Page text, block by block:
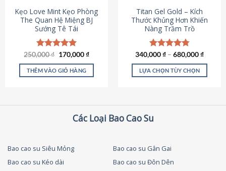
chọn
trên
trang
sản
phẩm
Kẹo Love Mint Kẹo Phòng
The Quan Hệ Miệng BJ
Sướng Tê Tái
Được xếp
hạng5.00
5 sao
250,000₫ Giá
là:
250,000 ₫.
170,000₫Giá
tại
THÊM VÀO GIỎ HÀNG
Titan Gel Gold – Kích
Thước Khủng Hơn Khiến
Nàng Trầm Trồ
Được xếp
hạng4.79
5 sao
340,000₫ – 680,000₫
LỰA CHỌN TÙY CHỌN
thể.
tùy
Các Loại Bao Cao Su
Bao cao su Siêu Mỏng
Bao cao su Gân Gai
Bao cao su Kéo dài
Bao cao su Đôn Dên